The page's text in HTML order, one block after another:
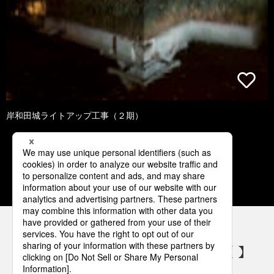
岸和田城ライトアップ工事（２期）
1 2 3 4 5
パナソニックの電気設備 SNSアカウント